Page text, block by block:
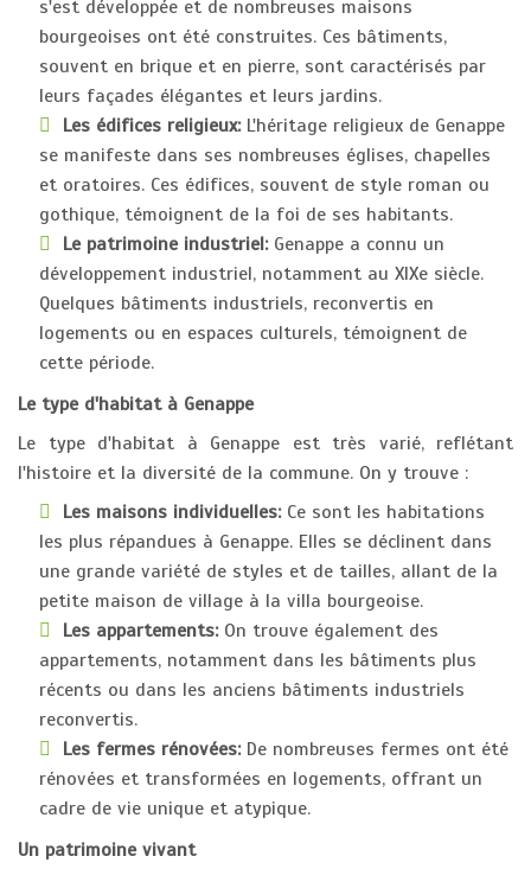
s'est développée et de nombreuses maisons
bourgeoises ont été construites. Ces bâtiments,
souvent en brique et en pierre, sont caractérisés par
leurs façades élégantes et leurs jardins.
Les édifices religieux:L'héritage religieux de Genappe
se manifeste dans ses nombreuses églises, chapelles
et oratoires. Ces édifices, souvent de style roman ou
gothique, témoignent de la foi de ses habitants.
Le patrimoine industriel:Genappe a connu un
développement industriel, notamment au XIXe siècle.
Quelques bâtiments industriels, reconvertis en
logements ou en espaces culturels, témoignent de
cette période.
Le type d'habitat à Genappe
Le type d'habitat à Genappe est très varié, reflétant
l'histoire et la diversité de la commune. On y trouve :
Les maisons individuelles:Ce sont les habitations
les plus répandues à Genappe. Elles se déclinent dans
une grande variété de styles et de tailles, allant de la
petite maison de village à la villa bourgeoise.
Les appartements:On trouve également des
appartements, notamment dans les bâtiments plus
récents ou dans les anciens bâtiments industriels
reconvertis.
Les fermes rénovées:De nombreuses fermes ont été
rénovées et transformées en logements, offrant un
cadre de vie unique et atypique.
Un patrimoine vivant